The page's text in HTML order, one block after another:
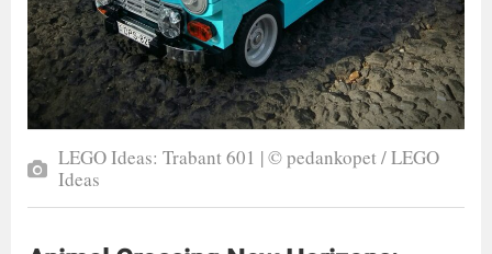
LEGO Ideas: Trabant 601 | © pedankopet / LEGO
Ideas